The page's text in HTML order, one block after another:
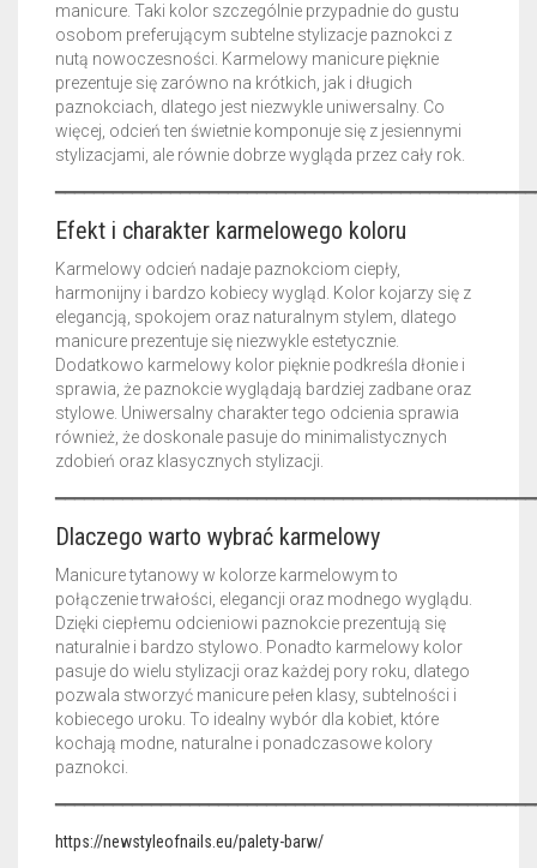
manicure. Taki kolor szczególnie przypadnie do gustu
osobom preferującym subtelne stylizacje paznokci z
nutą nowoczesności. Karmelowy manicure pięknie
prezentuje się zarówno na krótkich, jak i długich
paznokciach, dlatego jest niezwykle uniwersalny. Co
więcej, odcień ten świetnie komponuje się z jesiennymi
stylizacjami, ale równie dobrze wygląda przez cały rok.
Efekt i charakter karmelowego koloru
Karmelowy odcień nadaje paznokciom ciepły,
harmonijny i bardzo kobiecy wygląd. Kolor kojarzy się z
elegancją, spokojem oraz naturalnym stylem, dlatego
manicure prezentuje się niezwykle estetycznie.
Dodatkowo karmelowy kolor pięknie podkreśla dłonie i
sprawia, że paznokcie wyglądają bardziej zadbane oraz
stylowe. Uniwersalny charakter tego odcienia sprawia
również, że doskonale pasuje do minimalistycznych
zdobień oraz klasycznych stylizacji.
Dlaczego warto wybrać karmelowy
Manicure tytanowy w kolorze karmelowym to
połączenie trwałości, elegancji oraz modnego wyglądu.
Dzięki ciepłemu odcieniowi paznokcie prezentują się
naturalnie i bardzo stylowo. Ponadto karmelowy kolor
pasuje do wielu stylizacji oraz każdej pory roku, dlatego
pozwala stworzyć manicure pełen klasy, subtelności i
kobiecego uroku. To idealny wybór dla kobiet, które
kochają modne, naturalne i ponadczasowe kolory
paznokci.
https://newstyleofnails.eu/palety-barw/